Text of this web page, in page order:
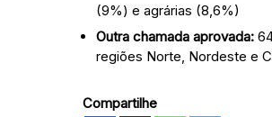
(9%) e agrárias (8,6%)
Outra chamada aprovada:
regiões Norte, Nordeste e
Compartilhe